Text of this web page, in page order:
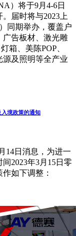
）将于9月4-6日
届时将与2023上
同期举办，覆盖户
广告板材、激光雕
箱、美陈POP、
及照明等全产业
境政策的通知
14日消息，为进一
2023年3月15日零
如下调整：